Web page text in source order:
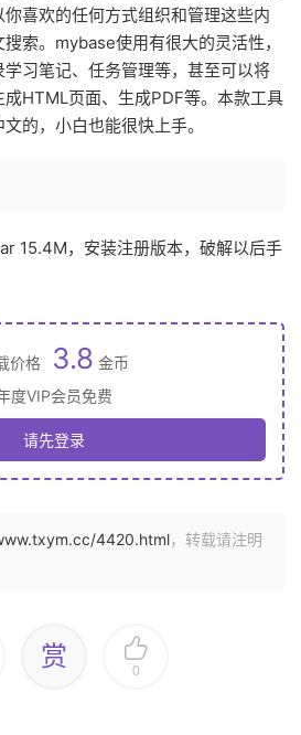
喜欢的任何方式组织和管理这些内
索。mybase使用有很大的灵活性，
习笔记、任务管理等，甚至可以将
HTML页面、生成PDF等。本款工具
的，小白也能很快上手。
15.4M，安装注册版本，破解以后手
价格 3.8 金币
度VIP会员免费
请先登录
4420.html，转载请注明
赏 0